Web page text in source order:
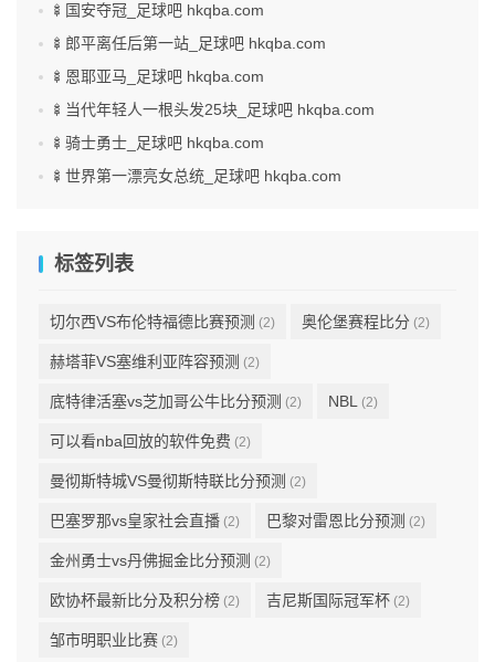
🍢国安夺冠_足球吧 hkqba.com
🍢郎平离任后第一站_足球吧 hkqba.com
🍢恩耶亚马_足球吧 hkqba.com
🍢当代年轻人一根头发25块_足球吧 hkqba.com
🍢骑士勇士_足球吧 hkqba.com
🍢世界第一漂亮女总统_足球吧 hkqba.com
标签列表
切尔西VS布伦特福德比赛预测 (2) 奥伦堡赛程比分 (2)
赫塔菲VS塞维利亚阵容预测 (2)
底特律活塞vs芝加哥公牛比分预测 (2) NBL (2)
可以看nba回放的软件免费 (2)
曼彻斯特城VS曼彻斯特联比分预测 (2)
巴塞罗那vs皇家社会直播 (2) 巴黎对雷恩比分预测 (2)
金州勇士vs丹佛掘金比分预测 (2)
欧协杯最新比分及积分榜 (2) 吉尼斯国际冠军杯 (2)
邹市明职业比赛 (2)